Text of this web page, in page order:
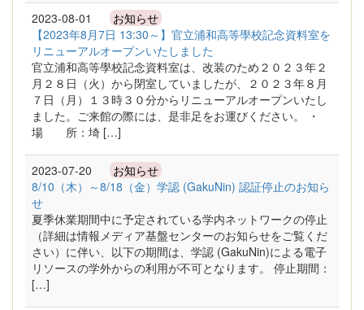
2023-08-01 お知らせ
【2023年8月7日 13:30～】官立浦和高等學校記念資料室を
リニューアルオープンいたしました
官立浦和高等學校記念資料室は、改装のため２０２３年２
月２８日（火）から閉室していましたが、２０２３年８月
７日（月）１３時３０分からリニューアルオープンいたし
ました。ご来館の際には、是非足をお運びください。 ・
場 所：埼 […]
2023-07-20 お知らせ
8/10（木）～8/18（金）学認 (GakuNin) 認証停止のお知ら
せ
夏季休業期間中に予定されている学内ネットワークの停止
（詳細は情報メディア基盤センターのお知らせをご覧くだ
さい）に伴い、以下の期間は、学認 (GakuNin)による電子
リソースの学外からの利用が不可となります。 停止期間：
[…]